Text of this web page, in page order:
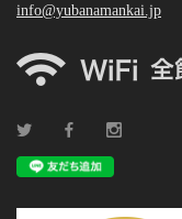
info@yubanamankai.jp